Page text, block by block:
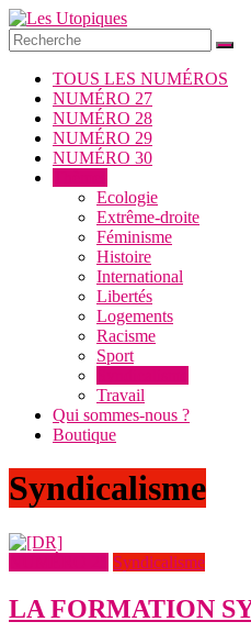
Passer
au
contenu
Les
Utopiques
Revue
réflexion
éditée
TOUS LES NUMÉROS
NUMÉRO 27
NUMÉRO 28
NUMÉRO 29
NUMÉRO 30
Ecologie
Extrême-droite
Féminisme
Histoire
International
Libertés
Logements
Racisme
Sport
Travail
Qui sommes-nous ?
Boutique
Syndicalisme
Syndicalisme
LA FORMATION